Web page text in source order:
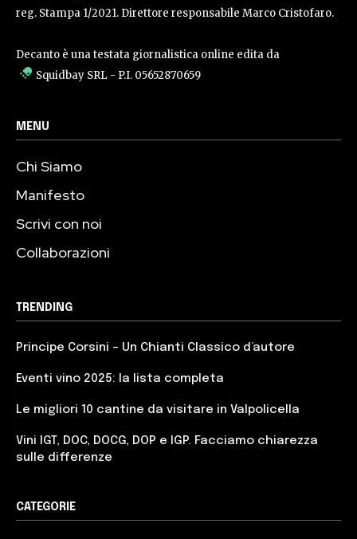
reg. Stampa 1/2021. Direttore responsabile Marco Cristofaro.
Decanto è una testata giornalistica online edita da
Squidbay SRL - P.I. 05652870659
MENU
Chi Siamo
Manifesto
Scrivi con noi
Collaborazioni
TRENDING
Principe Corsini – Un Chianti Classico d’autore
Eventi vino 2025: la lista completa
Le migliori 10 cantine da visitare in Valpolicella
Vini IGT, DOC, DOCG, DOP e IGP. Facciamo chiarezza
sulle differenze
CATEGORIE